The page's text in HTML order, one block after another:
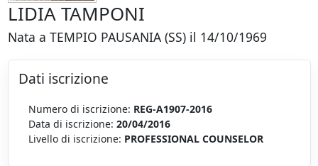
LIDIA TAMPONI
Nata a TEMPIO PAUSANIA (SS) il 14/10/1969
Dati iscrizione
Numero di iscrizione: REG-A1907-2016
Data di iscrizione: 20/04/2016
Livello di iscrizione: PROFESSIONAL COUNSELOR